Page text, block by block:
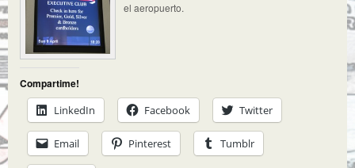
el aeropuerto.
Compartime!
LinkedIn
Facebook Twitter
Email Pinterest Tumblr